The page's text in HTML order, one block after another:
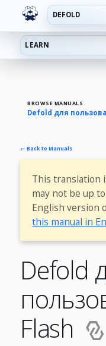
DEFOLD
LEARN
BROWSE MANUALS
Defold для
← Back to Manuals
This translation
may not be up
English version
this manual in
Defold
Flash